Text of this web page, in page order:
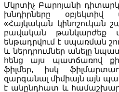
Մկրտիչ Բարոյանի
խնդիրները օբյեկտիվ
«Հայկական կինոշուկան
բավական թանկարժեք
ենթադրվում է սպառման
և ներդրումներ անելը
հենց այս պատճառով
ֆիլմեր, իսկ
զարգանալ միմիայն այն
է անընդհատ և